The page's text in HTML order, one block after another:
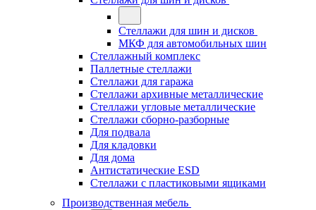
Стеллажи для шин и дисков
МКФ для автомобильных шин
Стеллажный комплекс
Паллетные стеллажи
Стеллажи для гаража
Стеллажи архивные металлические
Стеллажи угловые металлические
Стеллажи сборно-разборные
Для подвала
Для кладовки
Для дома
Антистатические ESD
Стеллажи с пластиковыми ящиками
Производственная мебель